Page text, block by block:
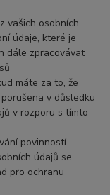
vašich osobních
údaje, které je
dále zpracovávat
máte za to, že
v důsledku
v rozporu s tímto
povinností
údajů se
pro ochranu